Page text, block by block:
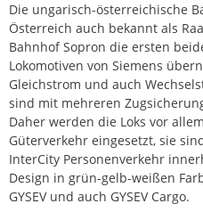
Die ungarisch-österreichische
Österreich auch bekannt als
Bahnhof Sopron die ersten
Lokomotiven von Siemens
Gleichstrom und auch
sind mit mehreren
Daher werden die Loks vor
Güterverkehr eingesetzt, sie
InterCity Personenverkehr
Design in grün-gelb-weißen
GYSEV und auch GYSEV Cargo.